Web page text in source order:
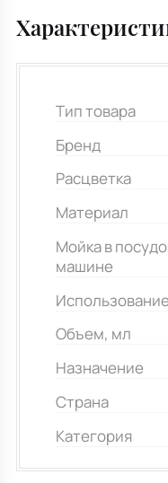
Тип товара
Бренд
Расцветка
Материал
Мойка в
машине
Объем, мл
Назначение
Страна
Категория